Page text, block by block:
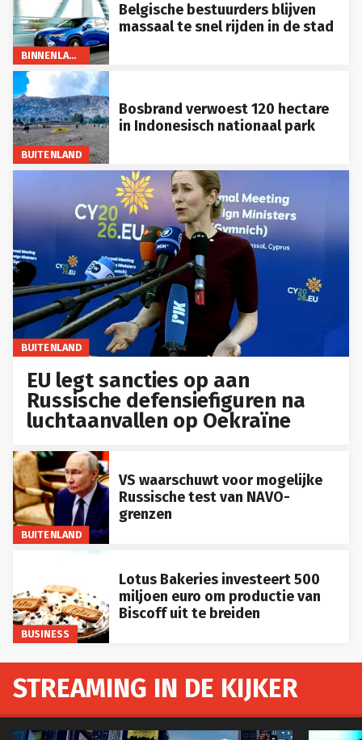
BINNENLAND
Belgische bestuurders blijven
massaal te snel rijden in de stad
BUITENLAND
Bosbrand verwoest 120 hectare
in Indonesisch nationaal park
BUITENLAND
EU legt sancties op aan
Russische defensiefiguren na
luchtaanvallen op Oekraïne
BUITENLAND
VS waarschuwt voor mogelijke
Russische test van NAVO-
grenzen
BUSINESS
Lotus Bakeries investeert 500
miljoen euro om productie van
Biscoff uit te breiden
STREAMING IN DE KIJKER